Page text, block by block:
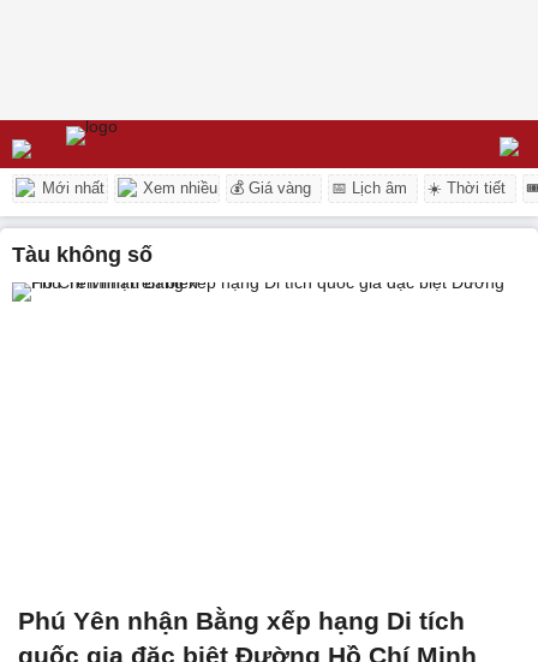
Mới nhất Xem nhiều 💰 Giá vàng 📅 Lịch âm ☀️ Thời tiết
tàu không số
Phú Yên nhận Bằng xếp hạng Di tích
quốc gia đặc biệt Đường Hồ Chí Minh